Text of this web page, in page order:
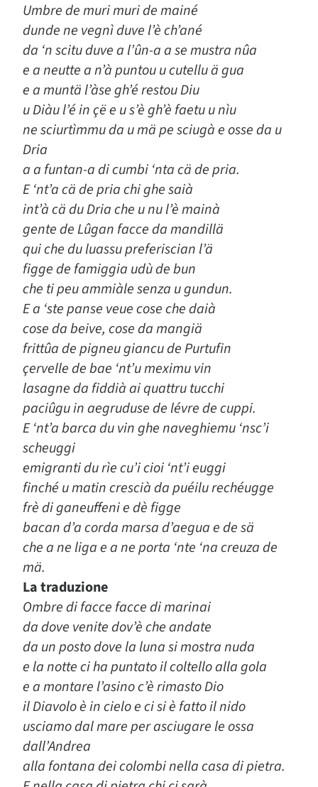
Umbre de muri muri de mainé
dunde ne vegnì duve l’è ch’ané
da ‘n scitu duve a l’ûn-a a se mustra nûa
e a neutte a n’à puntou u cutellu ä gua
e a muntä l’àse gh’é restou Diu
u Diàu l’é in çë e u s’è gh’è faetu u nìu
ne sciurtìmmu da u mä pe sciugà e osse da u
Dria
a a funtan-a di cumbi ‘nta cä de pria.
E ‘nt’a cä de pria chi ghe saià
int’à cä du Dria che u nu l’è mainà
gente de Lûgan facce da mandillä
qui che du luassu preferiscian l’ä
figge de famiggia udù de bun
che ti peu ammiàle senza u gundun.
E a ‘ste panse veue cose che daià
cose da beive, cose da mangiä
frittûa de pigneu giancu de Purtufin
çervelle de bae ‘nt’u meximu vin
lasagne da fiddià ai quattru tucchi
paciûgu in aegruduse de lévre de cuppi.
E ‘nt’a barca du vin ghe naveghiemu ‘nsc’i
scheuggi
emigranti du rìe cu’i cioi ‘nt’i euggi
finché u matin crescià da puéilu rechéugge
frè di ganeuffeni e dè figge
bacan d’a corda marsa d’aegua e de sä
che a ne liga e a ne porta ‘nte ‘na creuza de
mä.
La traduzione
Ombre di facce facce di marinai
da dove venite dov’è che andate
da un posto dove la luna si mostra nuda
e la notte ci ha puntato il coltello alla gola
e a montare l’asino c’è rimasto Dio
il Diavolo è in cielo e ci si è fatto il nido
usciamo dal mare per asciugare le ossa
dall’Andrea
alla fontana dei colombi nella casa di pietra.